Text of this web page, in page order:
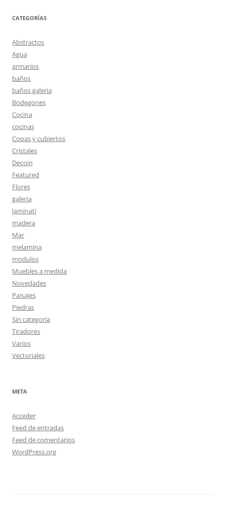
CATEGORÍAS
Abstractos
Agua
armarios
baños
baños galeria
Bodegones
Cocina
cocinas
Copas y cubiertos
Cristales
Decoin
Featured
Flores
galeria
laminati
madera
Mar
melamina
modulos
Muebles a medida
Novedades
Paisajes
Piedras
Sin categoría
Tiradores
Varios
Vectoriales
META
Acceder
Feed de entradas
Feed de comentarios
WordPress.org